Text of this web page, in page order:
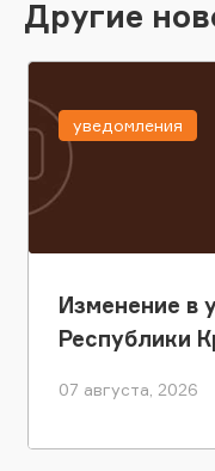
Другие
Изменение в
Республики
07 августа, 2026
уведомления